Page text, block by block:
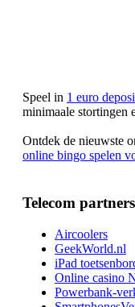
Speel in 1 euro
minimaale stortingen
Ontdek de nieuwste
online bingo spelen
Telecom partners
Aircoolers
GeekWorld.nl
iPad
Online casino
Powerbank-